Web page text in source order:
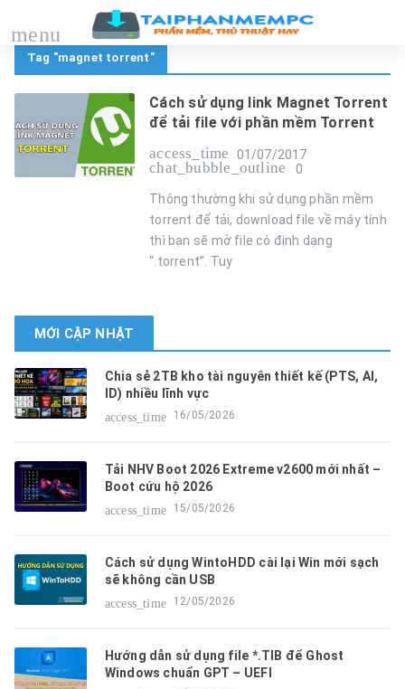
Tag "magnet torrent"
Cách sử dụng link Magnet Torrent
để tải file với phần mềm Torrent
access_time
01/07/2017
chat_bubble_outline 0
Thông thường khi sử dụng phần mềm
torrent để tải, download file về máy tính
thì bạn sẽ mở file có định dạng
“.torrent”. Tuy
MỚI CẬP NHẬT
Chia sẻ 2TB kho tài nguyên thiết kế (PTS, AI,
ID) nhiều lĩnh vực
access_time
16/05/2026
Tải NHV Boot 2026 Extreme v2600 mới nhất –
Boot cứu hộ 2026
access_time
15/05/2026
Cách sử dụng WintoHDD cài lại Win mới sạch
sẽ không cần USB
access_time
12/05/2026
Hướng dẫn sử dụng file *.TIB để Ghost
Windows chuẩn GPT – UEFI
menu